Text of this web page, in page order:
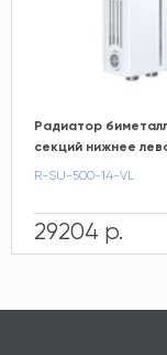
Радиатор
секций нижнее
R-SU-500-14-VL
29204 р.